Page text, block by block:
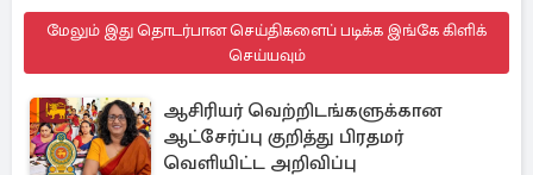
மேலும் இது தொடர்பான செய்திகளைப் படிக்க இங்கே கிளிக்
செய்யவும்
ஆசிரியர் வெற்றிடங்களுக்கான
ஆட்சேர்ப்பு குறித்து பிரதமர்
வெளியிட்ட அறிவிப்பு